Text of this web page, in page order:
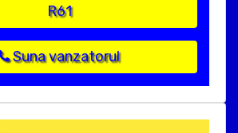
R61
Suna vanzatorul